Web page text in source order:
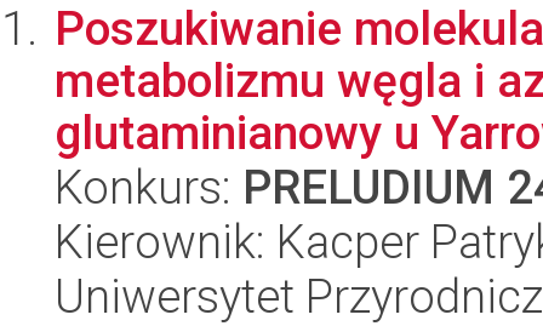
Poszukiwanie
metabolizmu węgla i
glutaminianowy u
Konkurs: PRELUDIUM
Kierownik: Kacper
Uniwersytet